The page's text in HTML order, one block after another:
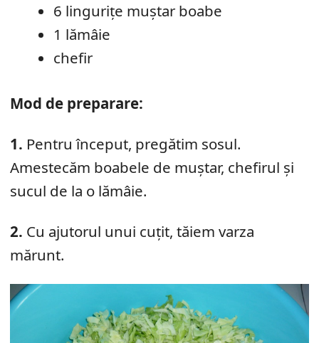
6 lingurițe muștar boabe
1 lămâie
chefir
Mod de preparare:
1. Pentru început, pregătim sosul.
Amestecăm boabele de muștar, chefirul și
sucul de la o lămâie.
2. Cu ajutorul unui cuțit, tăiem varza
mărunt.